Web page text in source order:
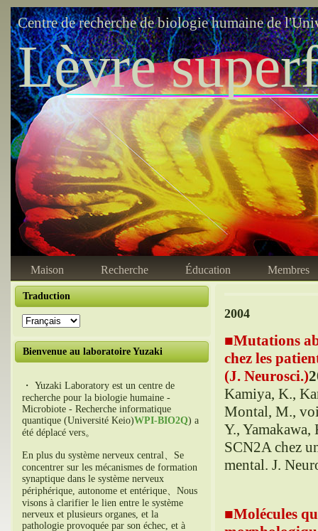
Centre de recherche de biologie humaine de
Lèvre
Maison Recherche Éducation Membres
Traduction
Bienvenue au laboratoire Yuzaki
・ Yuzaki Laboratory est un centre de
recherche pour la biologie humaine -
Microbiote - Recherche informatique
quantique (Université Keio)WPI-BIO2Q) a
été déplacé vers。
En plus du système nerveux central、Se
concentrer sur les mécanismes de formation
synaptique dans le système nerveux
périphérique, autonome et entérique、Nous
visons à clarifier le lien entre le système
nerveux et plusieurs organes, et la
pathologie provoquée par son échec, et à
2004
■Mutations
chez les
(J. Neurosci.)
Kamiya, K.,
Montal, M.,
Y.,
SCN2A chez
mental. J.
■Molécules